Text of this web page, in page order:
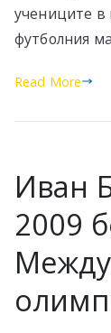
учениците в
футболния
Read More
Иван
2009